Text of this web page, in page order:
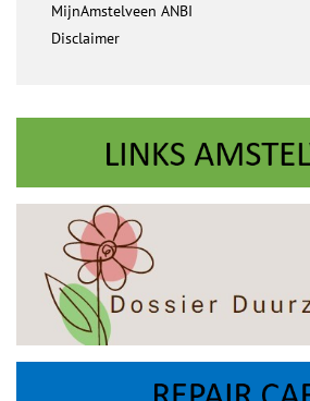
MijnAmstelveen ANBI
Disclaimer